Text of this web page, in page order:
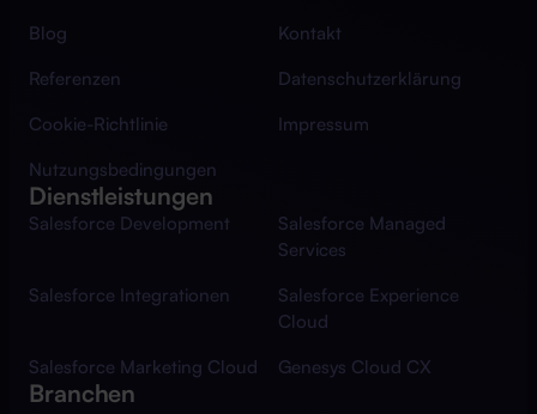
Blog
Kontakt
Referenzen
Datenschutzerklärung
Cookie-Richtlinie
Impressum
Nutzungsbedingungen
Dienstleistungen
Salesforce Development
Salesforce Managed
Services
Salesforce Integrationen
Salesforce Experience
Cloud
Salesforce Marketing Cloud
Genesys Cloud CX
Branchen